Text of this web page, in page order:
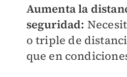
Aumenta la
seguridad:
o triple de
que en